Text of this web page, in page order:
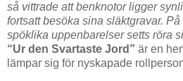
så vittrade att benknotor ligger
fortsatt besöka sina släktgravar.
spöklika uppenbarelser setts röra
“Ur den Svartaste Jord” är en
lämpar sig för nyskapade